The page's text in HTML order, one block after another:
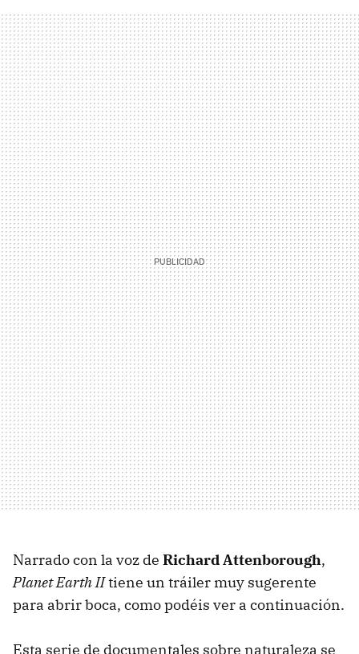
Narrado con la voz de Richard Attenborough,
Planet Earth IItiene un tráiler muy sugerente
para abrir boca, como podéis ver a continuación.
Esta serie de documentales sobre naturaleza se